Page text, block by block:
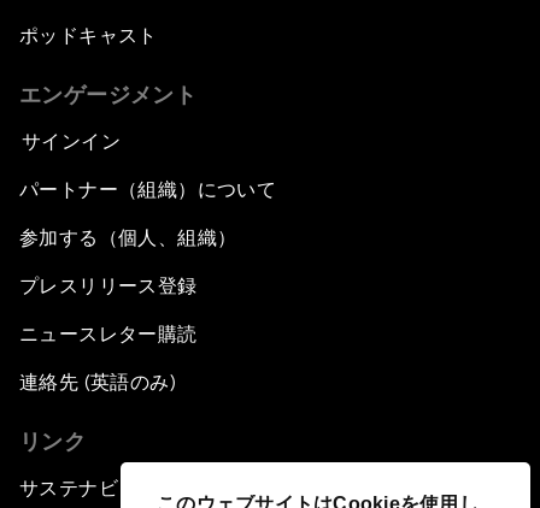
このウェブサイトはCookieを使用し
ポッドキャスト
エンゲージメント
サインイン
パートナー（組織）について
参加する（個人、組織）
プレスリリース登録
ニュースレター購読
連絡先 (英語のみ)
リンク
サステナビリティへの取り組み